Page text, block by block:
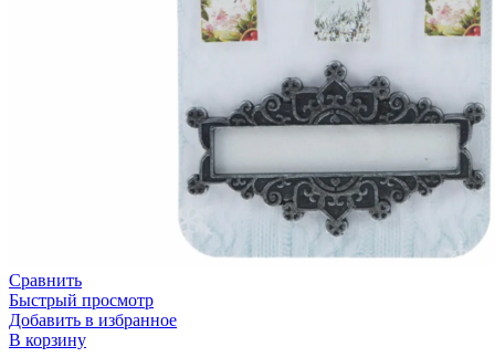
Сравнить
Быстрый просмотр
Добавить в избранное
В корзину